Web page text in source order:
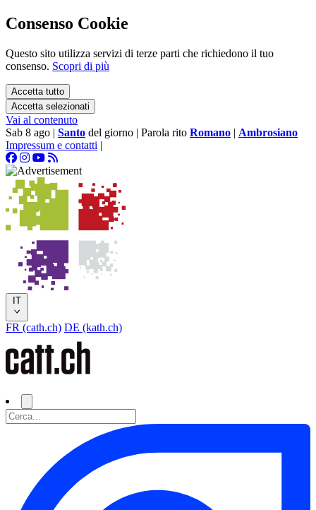
Consenso Cookie
Questo sito utilizza servizi di terze parti che richiedono il tuo
consenso. Scopri di più
Accetta tutto
Accetta selezionati
Vai al contenuto
Sab 8 ago | Santo del giorno | Parola rito Romano | Ambrosiano
Impressum e contatti |
IT
FR (cath.ch) DE (kath.ch)